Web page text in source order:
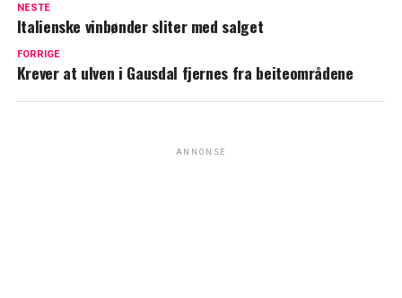
NESTE
Italienske vinbønder sliter med salget
FORRIGE
Krever at ulven i Gausdal fjernes fra beiteområdene
ANNONSE